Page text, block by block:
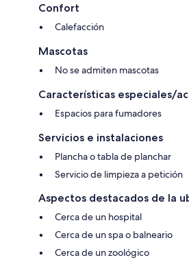
Confort
Calefacción
Mascotas
No se admiten mascotas
Características especiales/
Espacios para fumadores
Servicios e instalaciones
Plancha o tabla de planchar
Servicio de limpieza a petición
Aspectos destacados de la
Cerca de un hospital
Cerca de un spa o balneario
Cerca de un zoológico